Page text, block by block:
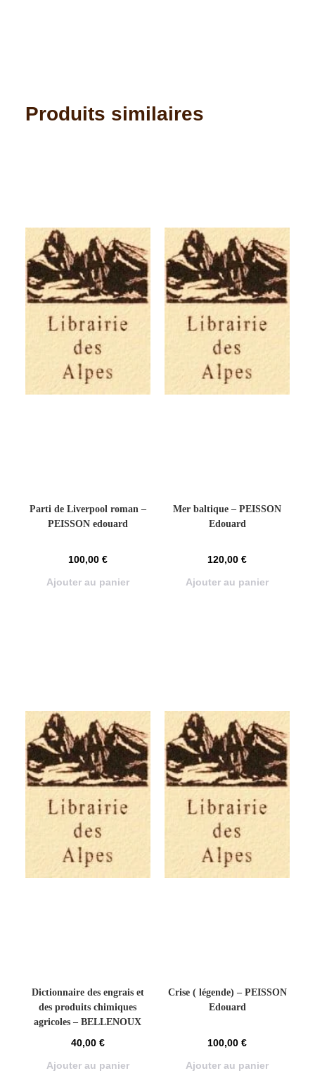
Produits similaires
Parti de Liverpool roman –
PEISSON edouard
100,00 €
Ajouter au panier
Mer baltique – PEISSON
Edouard
120,00€
Ajouter au panier
Dictionnaire des engrais et
des produits chimiques
agricoles – BELLENOUX
40,00 €
Ajouter au panier
Crise ( légende) – PEISSON
Edouard
100,00€
Ajouter au panier